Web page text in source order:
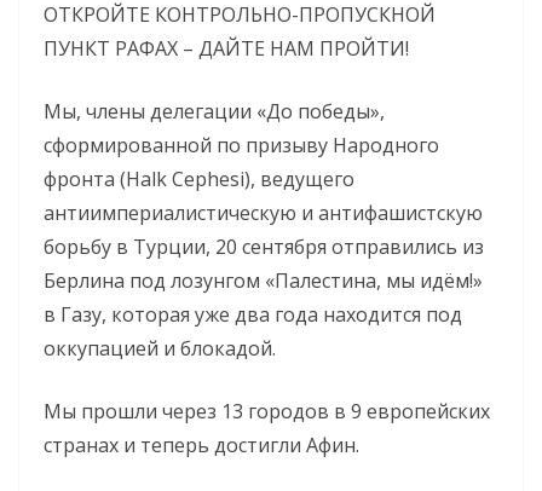
ОТКРОЙТЕ КОНТРОЛЬНО-ПРОПУСКНОЙ
ПУНКТ РАФАХ – ДАЙТЕ НАМ ПРОЙТИ!
Мы, члены делегации «До победы»,
сформированной по призыву Народного
фронта (Halk Cephesi), ведущего
антиимпериалистическую и антифашистскую
борьбу в Турции, 20 сентября отправились из
Берлина под лозунгом «Палестина, мы идём!»
в Газу, которая уже два года находится под
оккупацией и блокадой.
Мы прошли через 13 городов в 9 европейских
странах и теперь достигли Афин.